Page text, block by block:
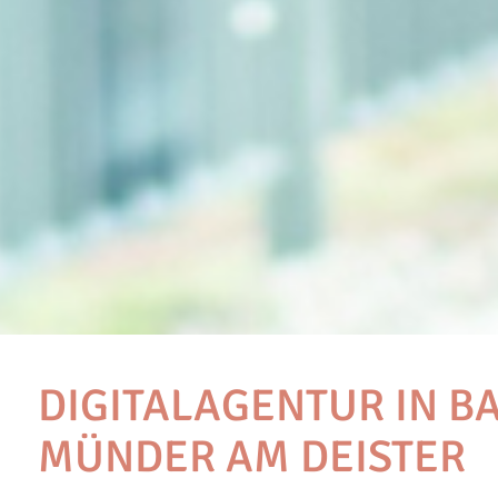
DIGITALAGENTUR IN
MÜNDER AM DEISTER